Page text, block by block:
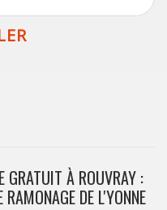
GRATUIT À ROUVRAY :
RAMONAGE DE L'YONNE